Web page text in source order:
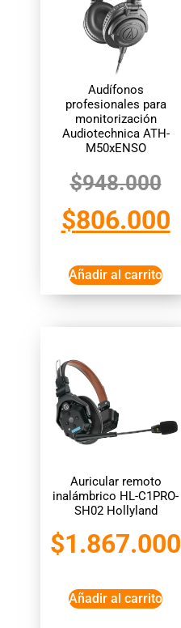
Audífonos
profesionales para
monitorización
Audiotechnica ATH-
M50xENSO
$948.000
$806.000
Añadir al carrito
Auricular remoto
inalámbrico HL-C1PRO-
SH02 Hollyland
$1.867.000
Añadir al carrito